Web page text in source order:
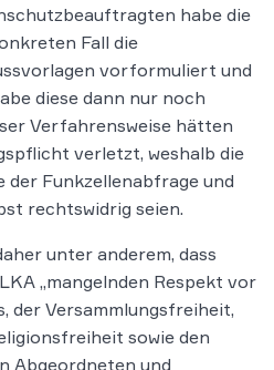
habe die
Fall die
vorformuliert und
diese dann nur noch
Verfahrensweise hätten
verletzt, weshalb die
der Funkzellenabfrage und
rechtswidrig seien.
unter anderem, dass
„mangelnden Respekt vor
der Versammlungsfreiheit,
sowie den
Abgeordneten und